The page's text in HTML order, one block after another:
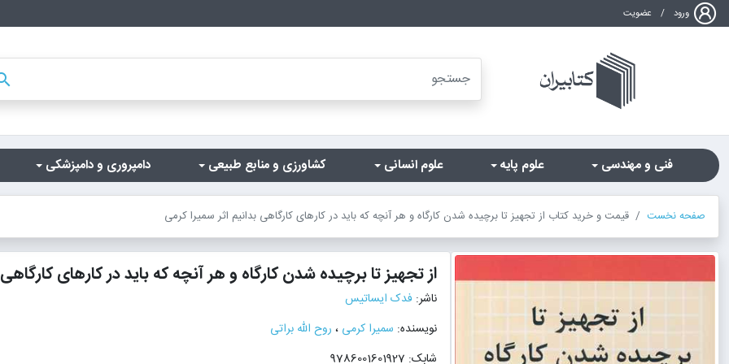
ورود / عضویت
فنی و مهندسی علوم پایه علوم انسانی کشاورزی و منابع طبیعی دامپروری و دامپزشکی
صفحه نخست قیمت و خرید کتاب از تجهیز تا برچیده شدن کارگاه و هر آنچه که باید در کارهای کارگاهی بدانیم اثر سمیرا کرمی
از تجهیز تا برچیده شدن کارگاه و هر آنچه که باید در کارهای
ناشر: فدک ایساتیس
نویسنده: سمیرا کرمی ، روح الله براتی
شابک: 9786001601927